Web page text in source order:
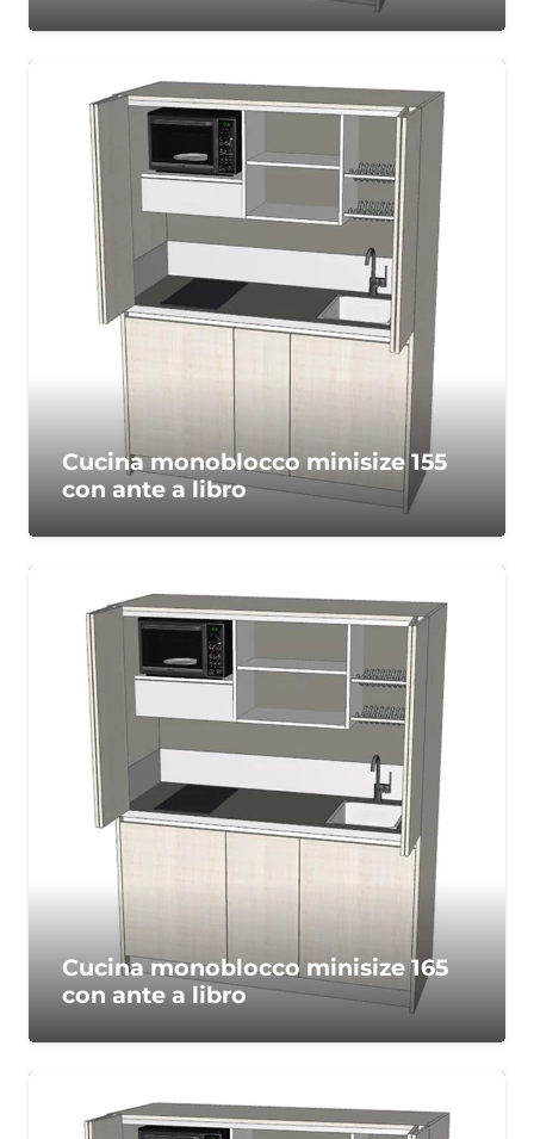
Cucina monoblocco minisize 155
con ante a libro
Cucina monoblocco minisize 165
con ante a libro